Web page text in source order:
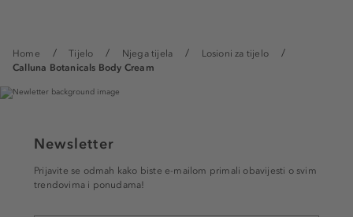
Home Tijelo Njega tijela
Losioni za tijelo
Calluna Botanicals Body Cream
Newsletter
Prijavite se odmah kako biste e-mailom primali obavijesti o svim
trendovima i ponudama!